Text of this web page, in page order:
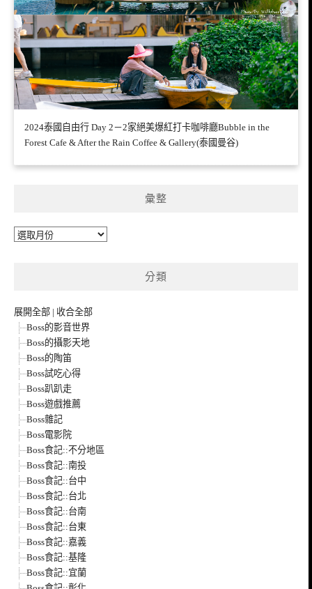
2024泰國自由行 Day 2－2家絕美爆紅打卡咖啡廳Bubble in the
Forest Cafe & After the Rain Coffee & Gallery(泰國曼谷)
彙整
彙
分類
展開全部 | 收合全部
Boss的影音世界
Boss的攝影天地
Boss的陶笛
Boss試吃心得
Boss趴趴走
Boss遊戲推薦
Boss雜記
Boss電影院
Boss食記::不分地區
Boss食記::南投
Boss食記::台中
Boss食記::台北
Boss食記::台南
Boss食記::台東
Boss食記::嘉義
Boss食記::基隆
Boss食記::宜蘭